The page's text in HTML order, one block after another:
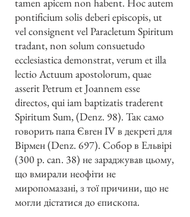
pontificium solis deberi episcopis, ut
vel consignent vel Paracletum Spiritum
tradant, non solum consuetudo
ecclesiastica demonstrat, verum et illa
lectio Actuum apostolorum, quae
asserit Petrum et Joannem esse
directos, qui iam baptizatis traderent
Spiritum Sum, (Denz. 98). Так само
говорить папа Євген IV в декреті для
Вірмен (Denz. 697). Собор в Ельвірі
(300 р. can. 38) не зараджував цьому,
що вмирали неофіти не
миропомазані, з тої причини, що не
могли дістатися до єпископа.